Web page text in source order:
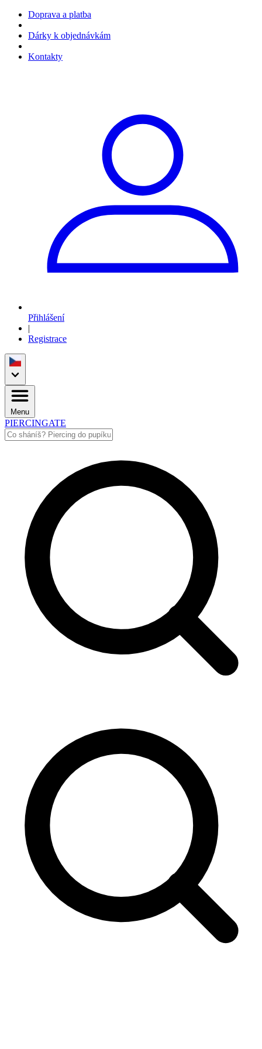
Doprava a platba
Dárky k objednávkám
Kontakty
Přihlášení
|
Registrace
Menu
PIERCINGATE